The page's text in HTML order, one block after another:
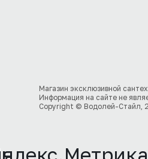
Магазин эксклюзивной
Информация на сайте не
Copyright © Водолей-Стайл,